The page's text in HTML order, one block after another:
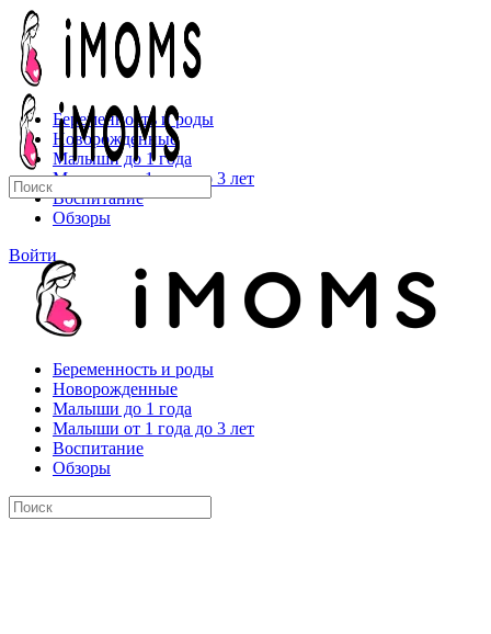
Toggle
Side
Panel
Беременность и роды
Новорожденные
Малыши до 1 года
Малыши от 1 года до 3 лет
Воспитание
Обзоры
More
options
Войти
Искать:
Беременность и роды
Новорожденные
Малыши до 1 года
Малыши от 1 года до 3 лет
Воспитание
Обзоры
Искать: